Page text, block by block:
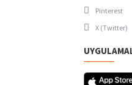
Pinterest
X (Twitter)